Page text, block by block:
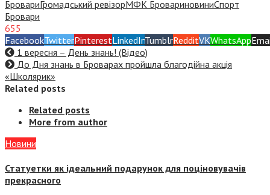
БровариГромадський ревізорМФК БровариновиниСпорт
Бровари
655
FacebookTwitterPinterestLinkedInTumblrRedditVKWhatsApp
1 вересня – День знань! (Відео)
До Дня знань в Броварах пройшла благодійна акція
«Школярик»
Related posts
Related posts
More from author
Новини
Статуетки як ідеальний подарунок для поціновувачів
прекрасного